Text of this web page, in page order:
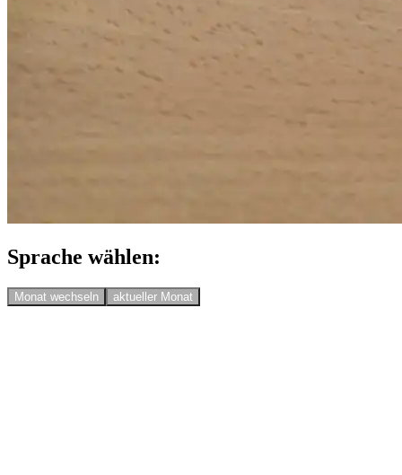
Sprache wählen:
Monat wechseln aktueller Monat